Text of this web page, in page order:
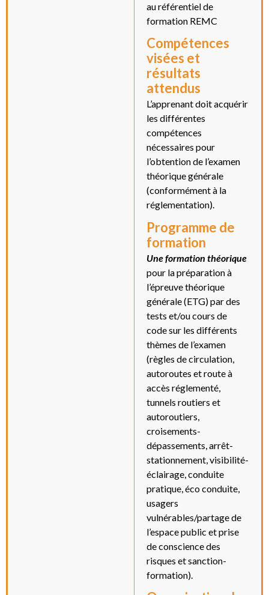
au référentiel de
formation REMC
Compétences
visées et
résultats
attendus
L’apprenant doit acquérir
les différentes
compétences
nécessaires pour
l’obtention de l’examen
théorique générale
(conformément à la
réglementation).
Programme de
formation
Une formation théorique
pour la préparation à
l’épreuve théorique
générale (ETG) par des
tests et/ou cours de
code sur les différents
thèmes de l’examen
(règles de circulation,
autoroutes et route à
accès réglementé,
tunnels routiers et
autoroutiers,
croisements-
dépassements, arrêt-
stationnement, visibilité-
éclairage, conduite
pratique, éco conduite,
usagers
vulnérables/partage de
l’espace public et prise
de conscience des
risques et sanction-
formation).